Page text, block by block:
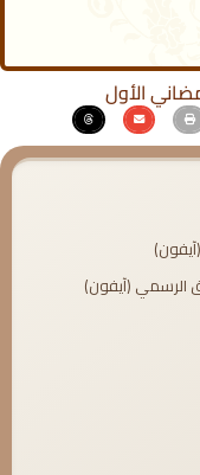
الأول
الرسمي (آيفون)